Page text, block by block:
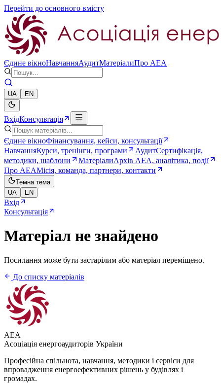
Перейти до основного вмісту
Єдине вікноНавчанняАудитМатеріалиПро AEA
UA EN
ВхідКонсультація
Єдине вікноФінансування, кейси, консультації
НавчанняКурси, тренінги, програми АудитСертифікація,
методики, шаблони
МатеріалиАрхів AEA, аналітика, події
Про AEAМісія, команда, партнери, контакти
Темна тема
UA
EN
Вхід
Консультація
Матеріал не знайдено
Посилання може бути застарілим або матеріал переміщено.
До списку матеріалів
AEA
Асоціація енергоаудиторів України
Професійна спільнота, навчання, методики і сервіси для
впровадження енергоефективних рішень у будівлях і
громадах.